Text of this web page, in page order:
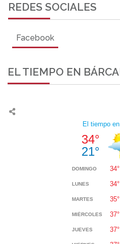
REDES SOCIALES
Facebook
EL TIEMPO EN